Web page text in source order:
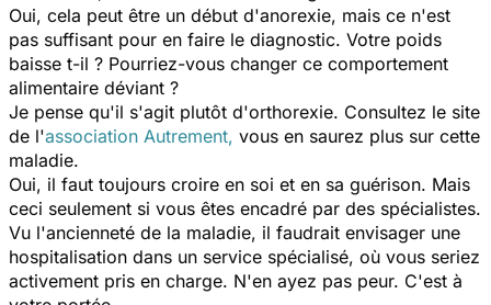
Oui, cela peut être un début d'anorexie, mais ce n'est
pas suffisant pour en faire le diagnostic. Votre poids
baisse t-il ? Pourriez-vous changer ce comportement
alimentaire déviant ?
Je pense qu'il s'agit plutôt d'orthorexie. Consultez le site
de l'association Autrement, vous en saurez plus sur cette
maladie.
Oui, il faut toujours croire en soi et en sa guérison. Mais
ceci seulement si vous êtes encadré par des spécialistes.
Vu l'ancienneté de la maladie, il faudrait envisager une
hospitalisation dans un service spécialisé, où vous seriez
activement pris en charge. N'en ayez pas peur. C'est à